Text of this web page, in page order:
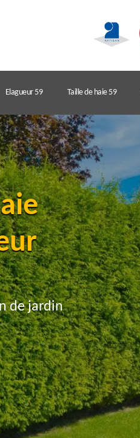
Elagueur 59 Taille de haie 59
de jardin